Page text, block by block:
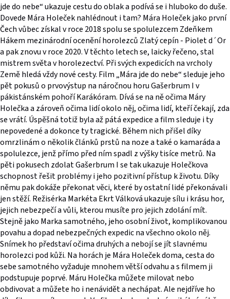
jde do nebe“ ukazuje cestu do oblak a podívá se i hluboko do duše.
Dovede Mára Holeček nahlédnout i tam? Mára Holeček jako první
Čech vůbec získal v roce 2018 spolu se spolulezcem Zdeňkem
Hákem mezinárodní ocenění horolezců Zlatý cepín - Piolet d´Or
a pak znovu v roce 2020. V těchto letech se, laicky řečeno, stal
mistrem světa v horolezectví. Při svých expedicích na vrcholy
Země hledá vždy nové cesty. Film „Mára jde do nebe“ sleduje jeho
pět pokusů o prvovýstup na náročnou horu Gašerbrum I v
pákistánském pohoří Karákóram. Dívá se na ně očima Máry
Holečka a zároveň očima lidí okolo něj, očima lidí, kteří čekají, zda
se vrátí. Úspěšná totiž byla až pátá expedice a film sleduje i ty
nepovedené a dokonce ty tragické. Během nich přišel díky
omrzlinám o několik článků prstů na noze a také o kamaráda a
spolulezce, jenž přímo před ním spadl z výšky tisíce metrů. Na
pěti pokusech zdolat Gašerbrum I se tak ukazuje Holečkova
schopnost řešit problémy i jeho pozitivní přístup k životu. Díky
němu pak dokáže překonat věci, které by ostatní lidé překonávali
jen stěží. Režisérka Markéta Ekrt Válková ukazuje sílu i krásu hor,
jejich nebezpečí a vůli, kterou musíte pro jejich zdolání mít.
Stejně jako Marka samotného, jeho osobní život, komplikovanou
povahu a dopad nebezpečných expedic na všechno okolo něj.
Snímek ho představí očima druhých a nebojí se jít slavnému
horolezci pod kůži. Na horách je Mára Holeček doma, cesta do
sebe samotného vyžaduje mnohem větší odvahu a s filmem ji
podstupuje poprvé. Máru Holečka můžete milovat nebo
obdivovat a můžete ho i nenávidět a nechápat. Ale nejdříve ho